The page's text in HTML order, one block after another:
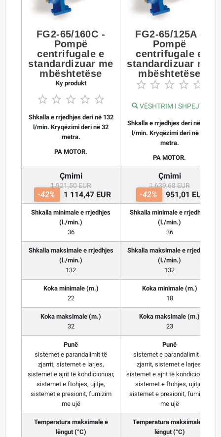
FG2-65/160C -
Pompë
centrifugale e
standardizuar me
mbështetëse
Ky produkt
    
Shkalla e rrjedhjes deri në 132
l/min. Kryqëzimi deri në 32
metra.
PA MOTOR.
FG2-65/125A -
Pompë
centrifugale e
standardizuar me
mbështetëse
    
VËSHTRIM I SHPEJTË
Shkalla e rrjedhjes deri në 132
l/min. Kryqëzimi deri në 23
metra.
PA MOTOR.
Çmimi
1 921,50 EUR
-42% 1 114,47 EUR
Çmimi
1 639,68 EUR
-42% 951,01 EUR
Shkalla minimale e rrjedhjes
(l./min.)
36
Shkalla minimale e rrjedhjes
(l./min.)
36
Shkalla maksimale e rrjedhjes
(l./min.)
132
Shkalla maksimale e rrjedhjes
(l./min.)
132
Koka minimale (m.)
22
Koka minimale (m.)
18
Koka maksimale (m.)
32
Koka maksimale (m.)
23
Punë
sistemet e parandalimit të
zjarrit, sistemet e larjes,
sistemet e ajrit të kondicionuar,
sistemet e ftohjes, ujitje,
sistemet e presionit, furnizim
me ujë
Punë
sistemet e parandalimit të
zjarrit, sistemet e larjes,
sistemet e ajrit të kondicionuar,
sistemet e ftohjes, ujitje,
sistemet e presionit, furnizim
me ujë
Temperatura maksimale e
lëngut (°C)
Temperatura maksimale e
lëngut (°C)